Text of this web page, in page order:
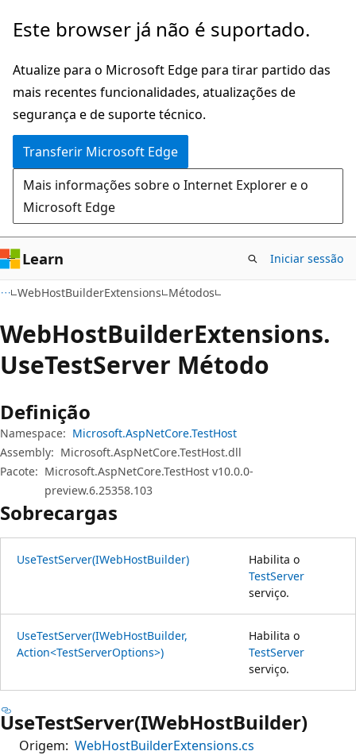
Saltar
o
conteúdo
principal
Saltar
a
navegação
na
página
Este browser já não é suportado.
Atualize para o Microsoft Edge para tirar partido das
mais recentes funcionalidades, atualizações de
segurança e de suporte técnico.
Transferir Microsoft Edge
Mais informações sobre o Internet Explorer e o
Microsoft Edge
Learn Iniciar sessão
WebHostBuilderExtensions Métodos
WebHostBuilderExtensions.
UseTestServer Método
Definição
Namespace: Microsoft.AspNetCore.TestHost
Assembly: Microsoft.AspNetCore.TestHost.dll
Pacote: Microsoft.AspNetCore.TestHost v10.0.0-
preview.6.25358.103
Sobrecargas
UseTestServer(IWebHostBuilder)
Habilita o
TestServer
serviço.
UseTestServer(IWebHostBuilder,
Action<TestServerOptions>)
Habilita o
TestServer
serviço.
UseTestServer(IWebHostBuilder)
Origem: WebHostBuilderExtensions.cs